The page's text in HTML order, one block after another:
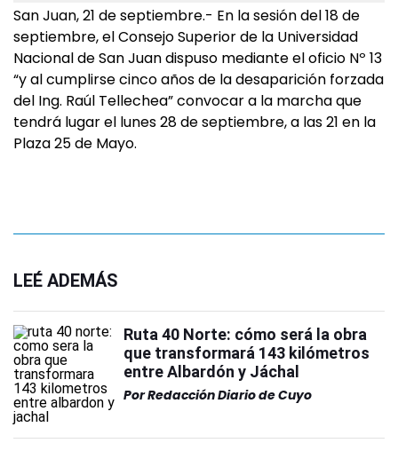
San Juan, 21 de septiembre.- En la sesión del 18 de
septiembre, el Consejo Superior de la Universidad
Nacional de San Juan dispuso mediante el oficio Nº 13
“y al cumplirse cinco años de la desaparición forzada
del Ing. Raúl Tellechea” convocar a la marcha que
tendrá lugar el lunes 28 de septiembre, a las 21 en la
Plaza 25 de Mayo.
LEÉ ADEMÁS
Ruta 40 Norte: cómo será la obra
que transformará 143 kilómetros
entre Albardón y Jáchal
PorRedacción Diario de Cuyo